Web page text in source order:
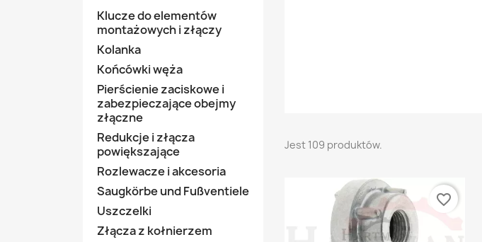
Klucze do elementów
montażowych i złączy
Kolanka
Końcówki węża
Pierścienie zaciskowe i
zabezpieczające obejmy
złączne
Redukcje i złącza
powiększające
Rozlewacze i akcesoria
Saugkörbe und Fußventiele
Uszczelki
Złącza z kołnierzem
Jest 109 produktów.
favorite_border